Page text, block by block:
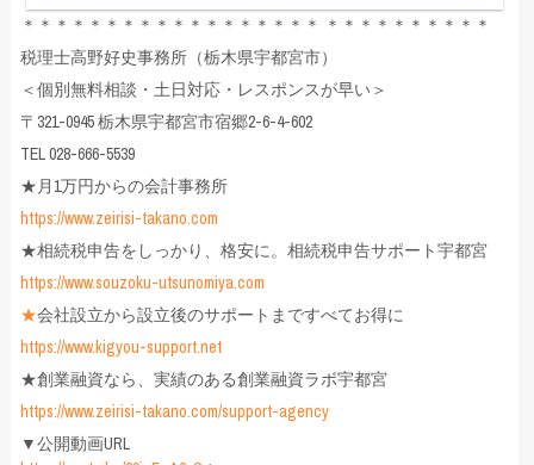
＊＊＊＊＊＊＊＊＊＊＊＊＊＊＊＊＊＊ ＊＊＊＊＊＊＊＊＊＊
税理士高野好史事務所（栃木県宇都宮市）
＜個別無料相談・土日対応・レスポンスが早い＞
〒321-0945 栃木県宇都宮市宿郷2-6-4-602
TEL 028-666-5539
★月1万円からの会計事務所
https://www.zeirisi-takano.com
★相続税申告をしっかり、格安に。相続税申告サポート宇都宮
https://www.souzoku-utsunomiya.com
★会社設立から設立後のサポートまですべてお得に
https://www.kigyou-support.net
★創業融資なら、実績のある創業融資ラボ宇都宮
https://www.zeirisi-takano.com/support-agency
▼公開動画URL